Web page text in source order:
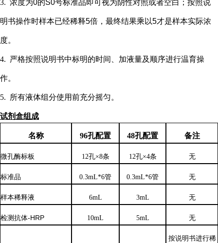
3. 浓度为0的S0号标准品即可视为阴性对照或者空白；按照说
明书操作时样本已经稀释5倍，最终结果乘以5才是样本实际浓
度。
4. 严格按照说明书中标明的时间、加液量及顺序进行温育操
作。
5. 所有液体组分使用前充分摇匀。
试剂盒组成
名称 96孔配置 48孔配置 备注
微孔酶标板 12孔×8条 12孔×4条 无
标准品 0.3mL*6管 0.3mL*6管 无
样本稀释液 6mL 3mL 无
检测抗体-HRP 10mL 5mL 无
按说明书进行稀